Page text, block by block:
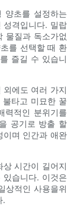
양초를 설정하는
성격입니다. 밀랍
물질과 독소가없
를 선택할 때 환
즐길 수 있습니
에도 여러 가지
타고 미묘한 꿀
력적인 분위기를
공기로 방출 할
이며 인간과 애완
시간이 길어지
습니다. 이것은
상적인 사용을위
.